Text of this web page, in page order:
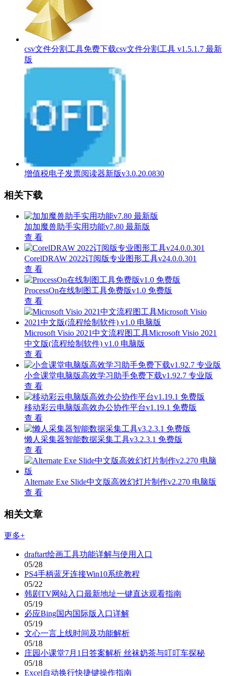
csv文件分割工具免费下载csv文件分割工具 v1.5.1.7 最新
版
增值税电子发票阅读器新版v3.0.20.0830
相关下载
加加魔兽助手实用功能v7.80 最新版
查 看
CorelDRAW 2022订阅版专业图形工具v24.0.0.301
查 看
ProcessOn在线制图工具免费版v1.0 免费版
查 看
Microsoft Visio 2021中文流程图工具Microsoft Visio 2021
中文版(流程绘制软件) v1.0 电脑版
查 看
小盒课堂电脑版高效学习助手免费下载v1.92.7 专业版
查 看
移动彩云电脑版高效办公协作平台v1.19.1 免费版
查 看
懒人采集器智能数据采集工具v3.2.3.1 免费版
查 看
Alternate Exe Slide中文版高效幻灯片制作v2.270 电脑版
查 看
相关文章
更多+
draftart绘画工具功能详解与使用入口
05/28
PS4手柄蓝牙连接Win10系统教程
05/22
韩剧TV网站入口最新地址一键直达观看指南
05/19
必应Bing国内国际版入口详解
05/19
文心一言上线时间及功能解析
05/18
庄园小课堂7月1日答案解析 丝袜奶茶与叮叮车探秘
05/18
Excel自动换行快捷键操作指南